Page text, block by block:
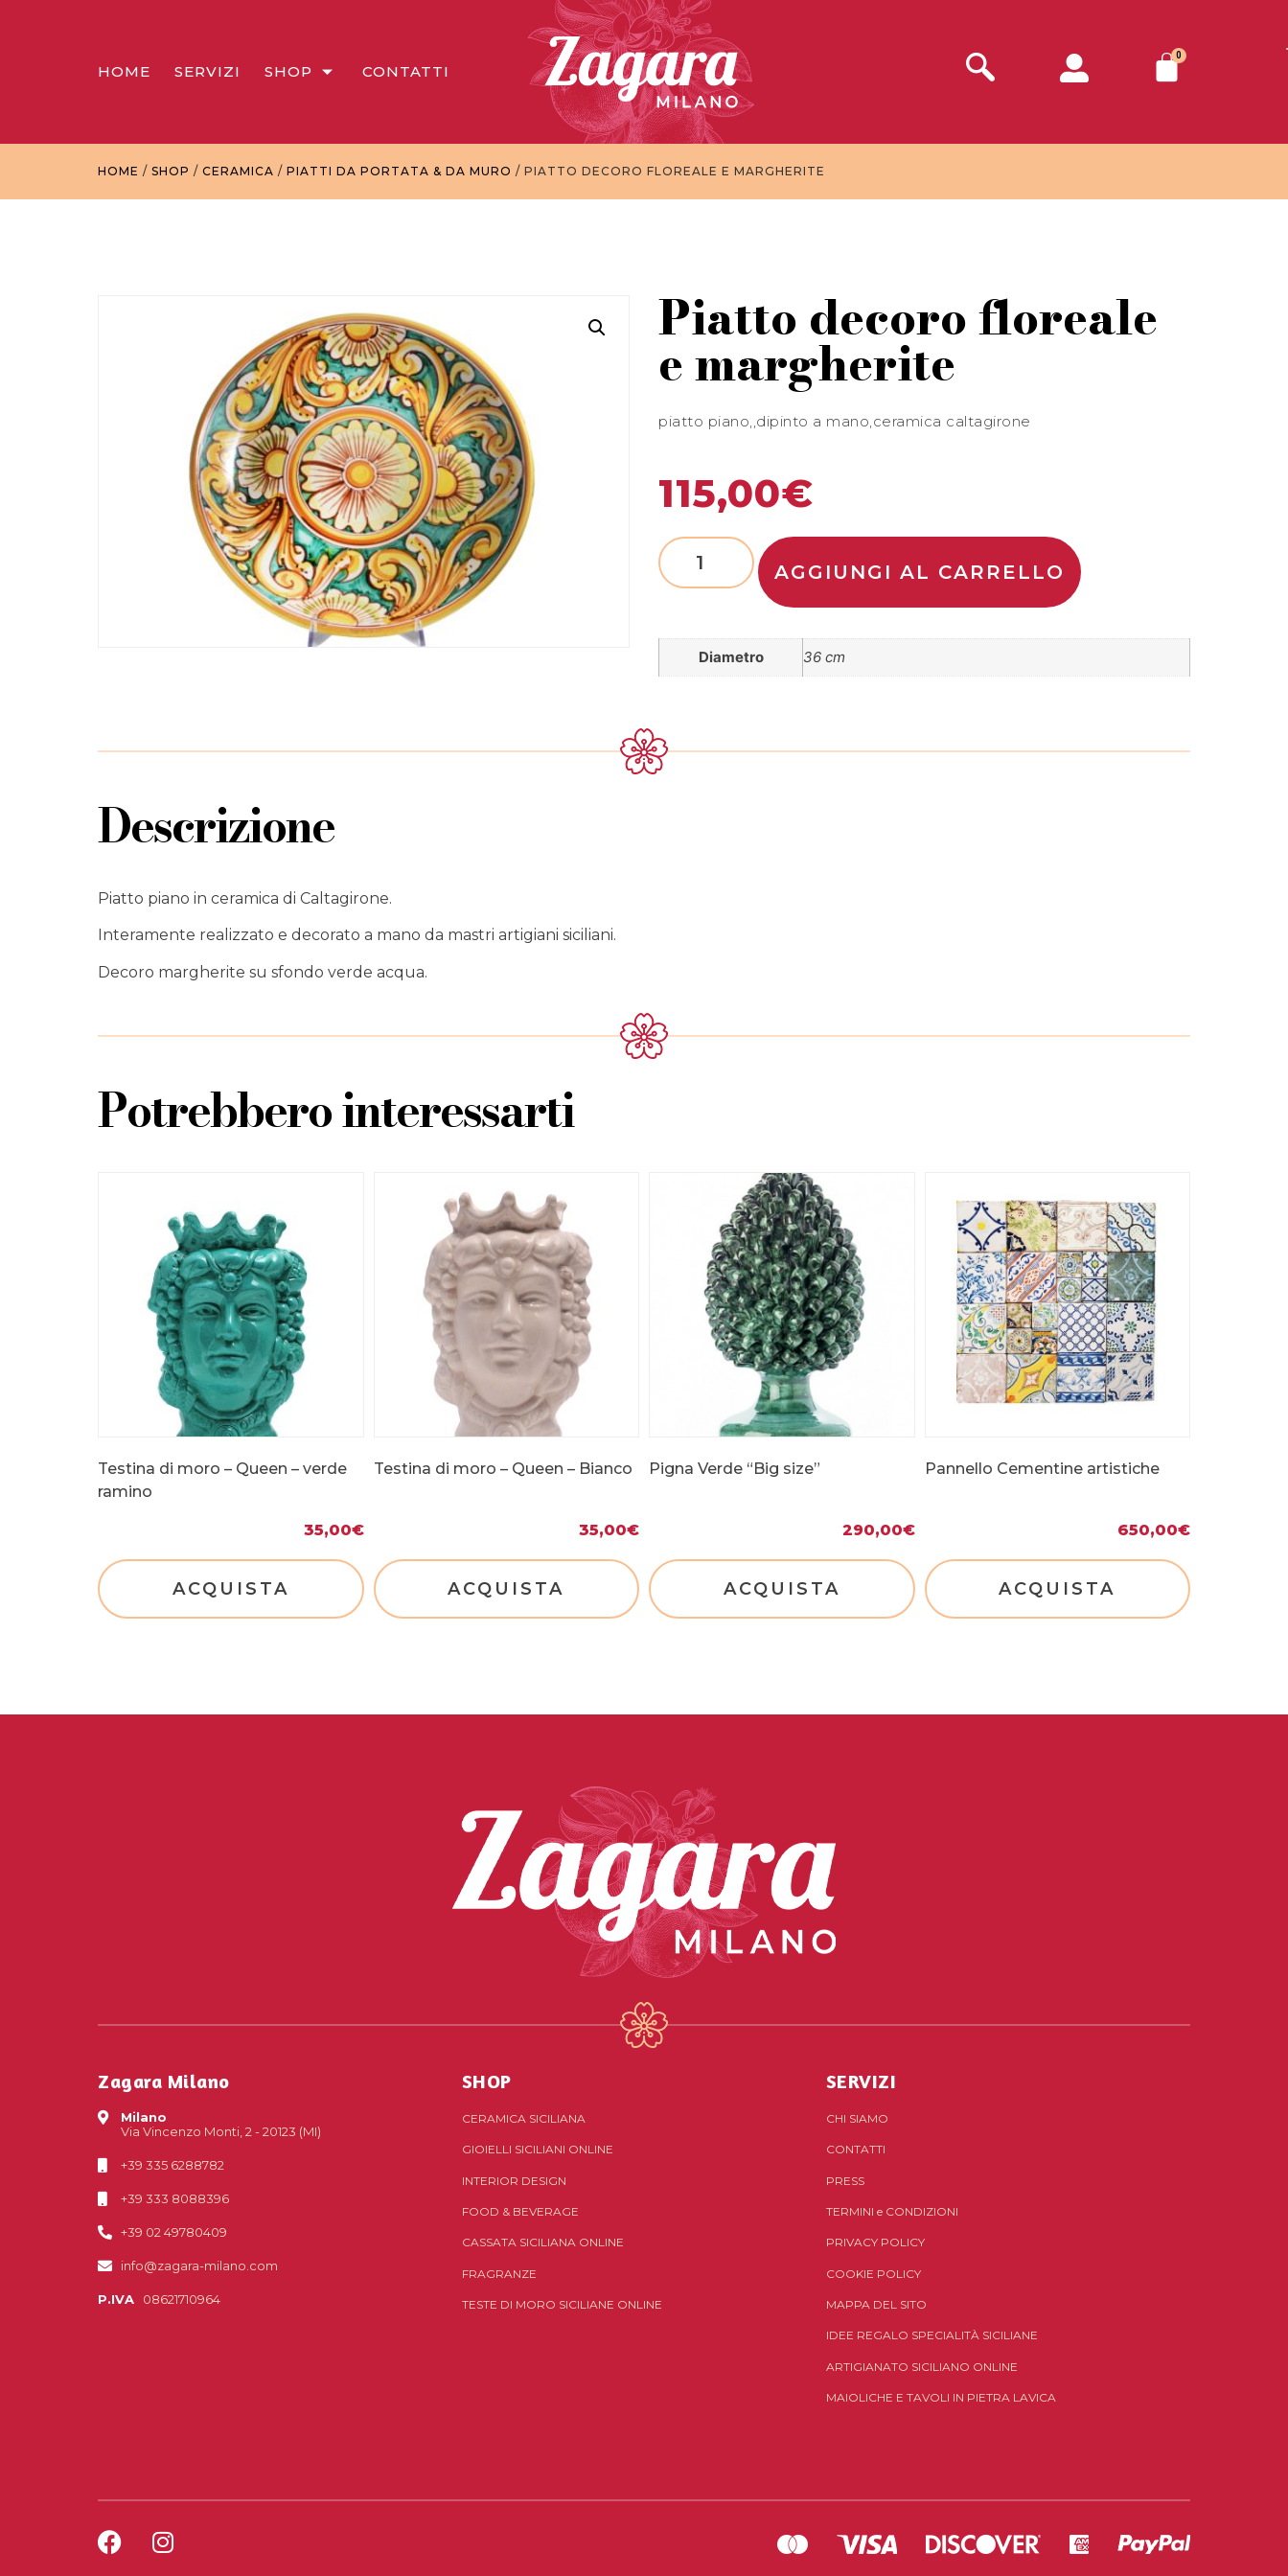
HOME SERVIZI SHOP CONTATTI
0
HOME / SHOP / CERAMICA / PIATTI DA PORTATA & DA MURO / PIATTO DECORO FLOREALE E MARGHERITE
Piatto decoro floreale
e margherite
piatto piano,,dipinto a mano,ceramica caltagirone
115,00€
AGGIUNGI AL CARRELLO
Diametro 36 cm
Descrizione
Piatto piano in ceramica di Caltagirone.
Interamente realizzato e decorato a mano da mastri artigiani siciliani.
Decoro margherite su sfondo verde acqua.
Potrebbero interessarti
Testina di moro – Queen – verde
ramino
35,00€
ACQUISTA
Testina di moro – Queen – Bianco
35,00€
ACQUISTA
Pigna Verde “Big size”
290,00€
ACQUISTA
Pannello Cementine artistiche
650,00€
ACQUISTA
Zagara Milano
Milano
Via Vincenzo Monti, 2 - 20123 (MI)
+39 335 6288782
+39 333 8088396
+39 02 49780409
info@zagara-milano.com
P.IVA 08621710964
SHOP
CERAMICA SICILIANA
GIOIELLI SICILIANI ONLINE
INTERIOR DESIGN
FOOD & BEVERAGE
CASSATA SICILIANA ONLINE
FRAGRANZE
TESTE DI MORO SICILIANE ONLINE
SERVIZI
CHI SIAMO
CONTATTI
PRESS
TERMINI eCONDIZIONI
PRIVACY POLICY
COOKIE POLICY
MAPPA DEL SITO
IDEE REGALO SPECIALITÀ SICILIANE
ARTIGIANATO SICILIANO ONLINE
MAIOLICHE E TAVOLI IN PIETRA LAVICA